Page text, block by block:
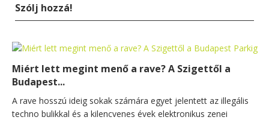
Szólj hozzá!
Miért lett megint menő a rave? A Szigettől a
Budapest...
A rave hosszú ideig sokak számára egyet jelentett az illegális
techno bulikkal és a kilencvenes évek elektronikus zenei